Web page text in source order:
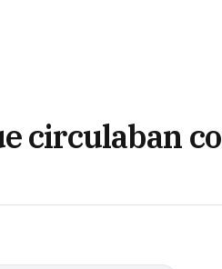
circulaban